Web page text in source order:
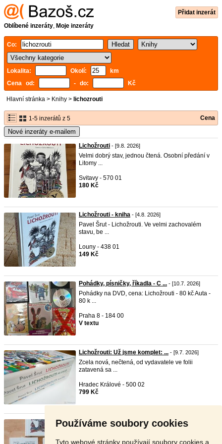
Používáme soubory cookies
Tyto webové stránky používají soubory cookies a
Přidat inzerát
Oblíbené inzeráty, Moje inzeráty
Co:
Lokalita: Okolí:
km
Cena od:
- do: Kč
Hlavní stránka > Knihy > lichozrouti
1-5 inzerátů z 5 Cena
Nové inzeráty e-mailem
Lichožrouti - [9.8. 2026]
Velmi dobrý stav, jednou čtená. Osobní předání v
Litomy ...
Svitavy - 570 01
180 Kč
Lichožrouti - kniha - [4.8. 2026]
Pavel Šrut - Lichožrouti. Ve velmi zachovalém
stavu, be ...
Louny - 438 01
149 Kč
Pohádky, písničky, říkadla - C ... - [10.7. 2026]
Pohádky na DVD, cena: Lichožrouti - 80 kč Auta -
80 k ...
Praha 8 - 184 00
V textu
Lichožrouti: Už jsme komplet: ... - [9.7. 2026]
Zcela nová, nečtená, od vydavatele ve folii
zatavená sa ...
Hradec Králové - 500 02
799 Kč
Lichožrouti - 3 díly- [26.6. 2026]
naprosto ...